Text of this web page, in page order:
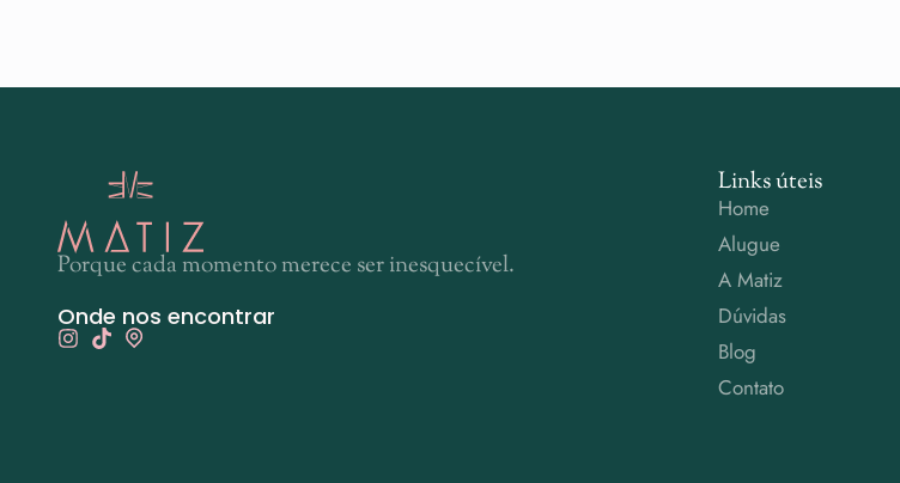
Porque cada momento merece ser inesquecível.
Onde nos encontrar
Links úteis
Home
Alugue
A Matiz
Dúvidas
Blog
Contato